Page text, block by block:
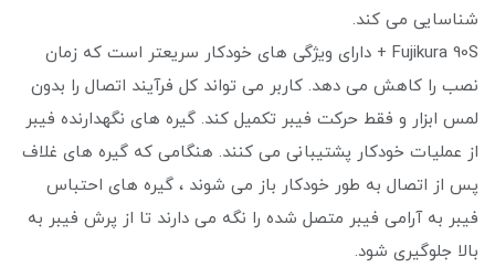
شناسایی می کند.
Fujikura 90S + دارای ویژگی های خودکار سریعتر است که زمان
نصب را کاهش می دهد. کاربر می تواند کل فرآیند اتصال را بدون
لمس ابزار و فقط حرکت فیبر تکمیل کند. گیره های نگهدارنده فیبر
از عملیات خودکار پشتیبانی می کنند. هنگامی که گیره های غلاف
پس از اتصال به طور خودکار باز می شوند ، گیره های احتباس
فیبر به آرامی فیبر متصل شده را نگه می دارند تا از پرش فیبر به
بالا جلوگیری شود.